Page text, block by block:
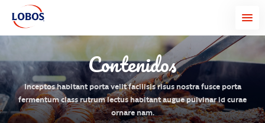
Contenidos
Inceptos habitant porta velit facilisis risus nostra fusce porta
fermentum class rutrum lectus habitant augue pulvinar id curae
ornare nam.